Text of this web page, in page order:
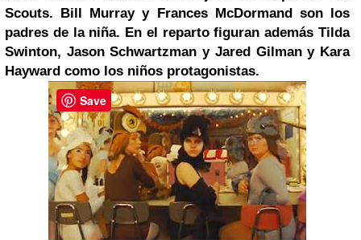
Scouts. Bill Murrayy Frances McDormandson los
padres de la niña. En el reparto figuran además Tilda
Swinton, Jason Schwartzman y Jared Gilman y Kara
Hayward como los niños protagonistas.
Save